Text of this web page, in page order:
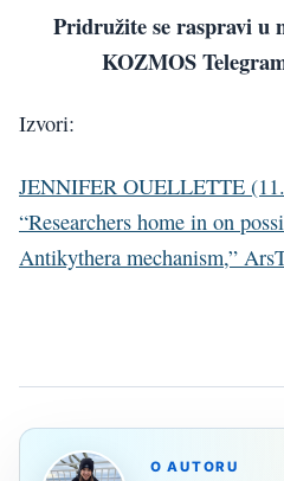
Pridružite se raspravi u
KOZMOS
Izvori:
JENNIFER OUELLETTE
“Researchers home in on
Antikythera mechanism,”
O AUTORU